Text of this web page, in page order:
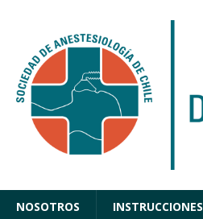
NOSOTROS INSTRUCCIONES